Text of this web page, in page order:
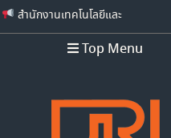
สำนักงานเทคโนโลยีและ
นวัตกรรมด้านชีววิทยาศาสตร์
(องค์การมหาชน) เปิดรับข้อ
สำนักงานเทคโนโลยีและ
นวัตกรรมด้านชีววิทยาศาสตร์
(องค์การมหาชน) เปิดรับข้อ
Top Menu